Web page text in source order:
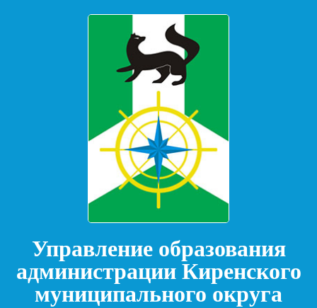
Управление образования
администрации Киренского
муниципального округа